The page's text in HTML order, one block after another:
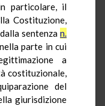
particolare, il
Costituzione,
sentenza n.
parte in cui
a
costituzionale,
del
giurisdizione